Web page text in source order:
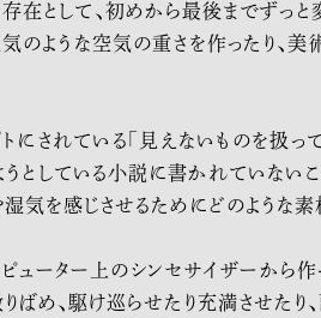
在として、初めから最後までずっと
のような空気の重さを作ったり、
にされている「見えないものを扱っ
うとしている小説に書かれていない
湿気を感じさせるためにどのような素
ューター上のシンセサイザーから
ばめ、駆け巡らせたり充満させたり